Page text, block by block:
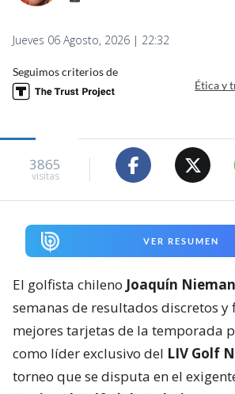
Jueves 06 Agosto, 2026 | 22:32
Seguimos criterios de
Ética y
3865
visitas
VER RESUMEN
El golfista chileno Joaquín
semanas de resultados discretos y
mejores tarjetas de la temporada
como líder exclusivo del LIV Golf
torneo que se disputa en el